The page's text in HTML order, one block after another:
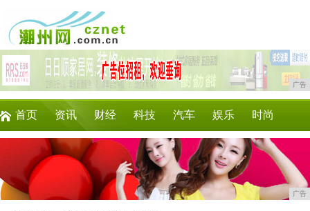
广告
首页 资讯 财经 科技 汽车 娱乐 时尚
教育 企业 游戏 商讯 微商
广告